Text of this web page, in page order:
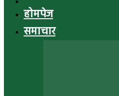
होमपेज
समाचार